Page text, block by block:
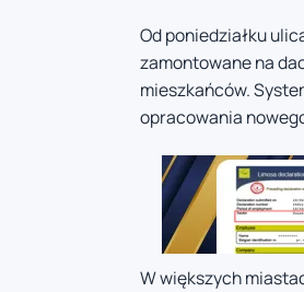
Od poniedziałku
zamontowane na
mieszkańców.
opracowania
W większych